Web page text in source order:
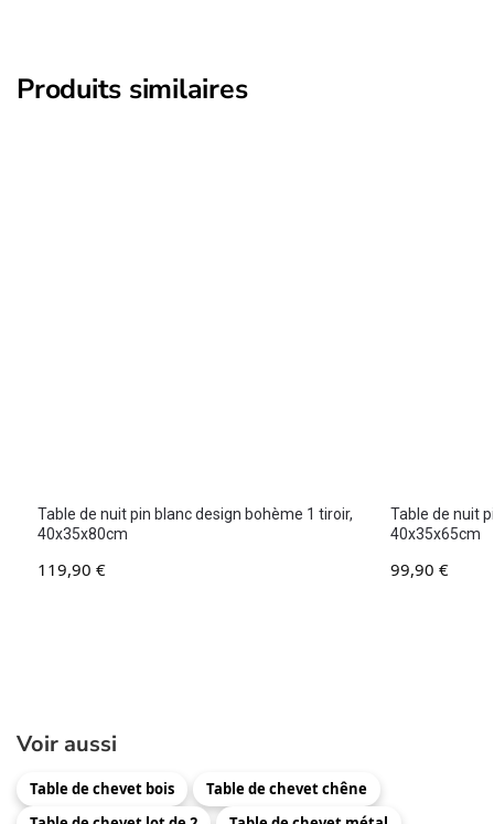
Produits similaires
Table de nuit pin blanc design bohème 1 tiroir,
40x35x80cm
119,90 €
Table de nuit
40x35x65cm
99,90 €
Voir aussi
Table de chevet bois
Table de chevet chêne